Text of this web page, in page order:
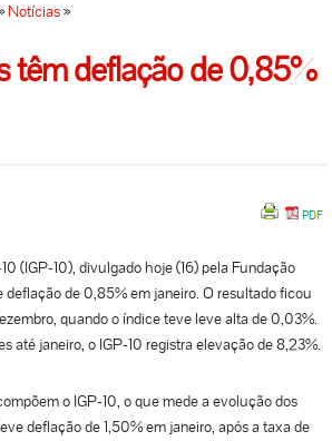
Notícias»
têm deflação de 0,85%
(IGP-10), divulgado hoje (16) pela Fundação
deflação de 0,85% em janeiro. O resultado ficou
quando o índice teve leve alta de 0,03%.
até janeiro, o IGP-10 registra elevação de 8,23%.
o IGP-10, o que mede a evolução dos
deflação de 1,50% em janeiro, após a taxa de